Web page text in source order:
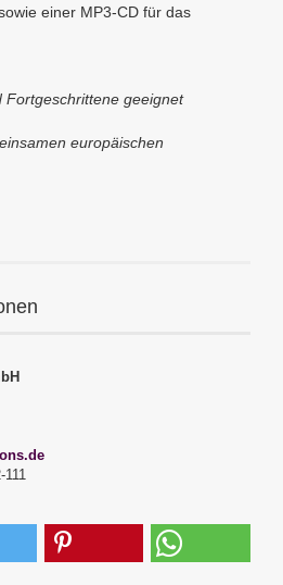
einer MP3-CD für das
Fortgeschrittene geeignet
europäischen
111